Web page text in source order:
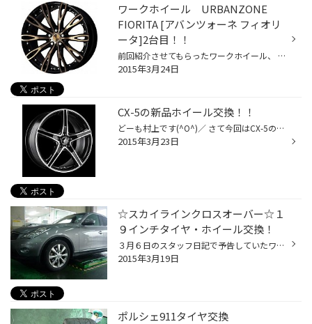
ワークホイール URBANZONE
FIORITA [アバンツォーネ フィオリ
ータ]2台目！！
前回紹介させてもらったワークホイール、 アバンツォーネ フィオリータですが・・・ またまたご予約頂きましたー！！！！(^O^)／ サイズは同じく１９インチ♪ 装着するお車は・・・まだ秘密デス(*^_^*) 今回のフィオリータ前回とはカラーが違います！ その名も★ブラックカットクリアブラウン★ 画像の...
2015年3月24日
CX-5の新品ホイール交換！！
どーも村上です(^O^)／ さて今回はCX-5のホイールのみの交換です！！ 今回装着したホイールはBALMINUM V5 17×7J 5H 114.3 +45 です(^^♪ 5本スポークのクロなので力強くスマートなデザインになっています！！ 今回のクルマの色がクロなのでよりスタイリッシュになりましたし、シルバーのラインも入っ...
2015年3月23日
☆スカイラインクロスオーバー☆１
９インチタイヤ・ホイール交換！
３月６日のスタッフ日記で予告していたワークホイール URBANZONE FIORITA [アバンツォーネ フィオリータ]を本日お取付いたしました!! 装着車両はスカイラインクロスオーバー☆ ホイールデータは以下の通りです。 ホイール名 ：ワーク URBANZONE FIORITA [アバンツォーネ フィオリータ] カラー ：...
2015年3月19日
ポルシェ911タイヤ交換